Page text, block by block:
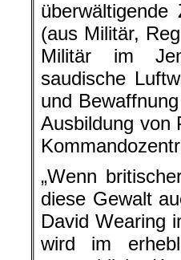
(aus Militär,
Militär im
saudische
und
Ausbildung von
„Wenn
diese Gewalt
David Wearing
wird im